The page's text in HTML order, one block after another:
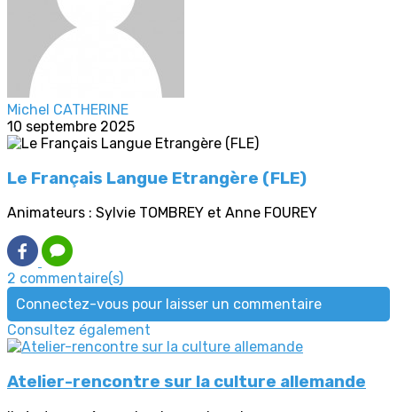
Michel CATHERINE
10 septembre 2025
Le Français Langue Etrangère (FLE)
Animateurs : Sylvie TOMBREY et Anne FOUREY
2 commentaire(s)
Connectez-vous pour laisser un commentaire
Consultez également
Atelier-rencontre sur la culture allemande